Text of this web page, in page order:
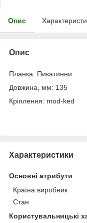
Опис
Опис
Планка: Пикатинни
Довжина, мм: 135
Кріплення: mod-ked
Характеристики
Основні атрибути
Країна виробник
Стан
Користувальницькі